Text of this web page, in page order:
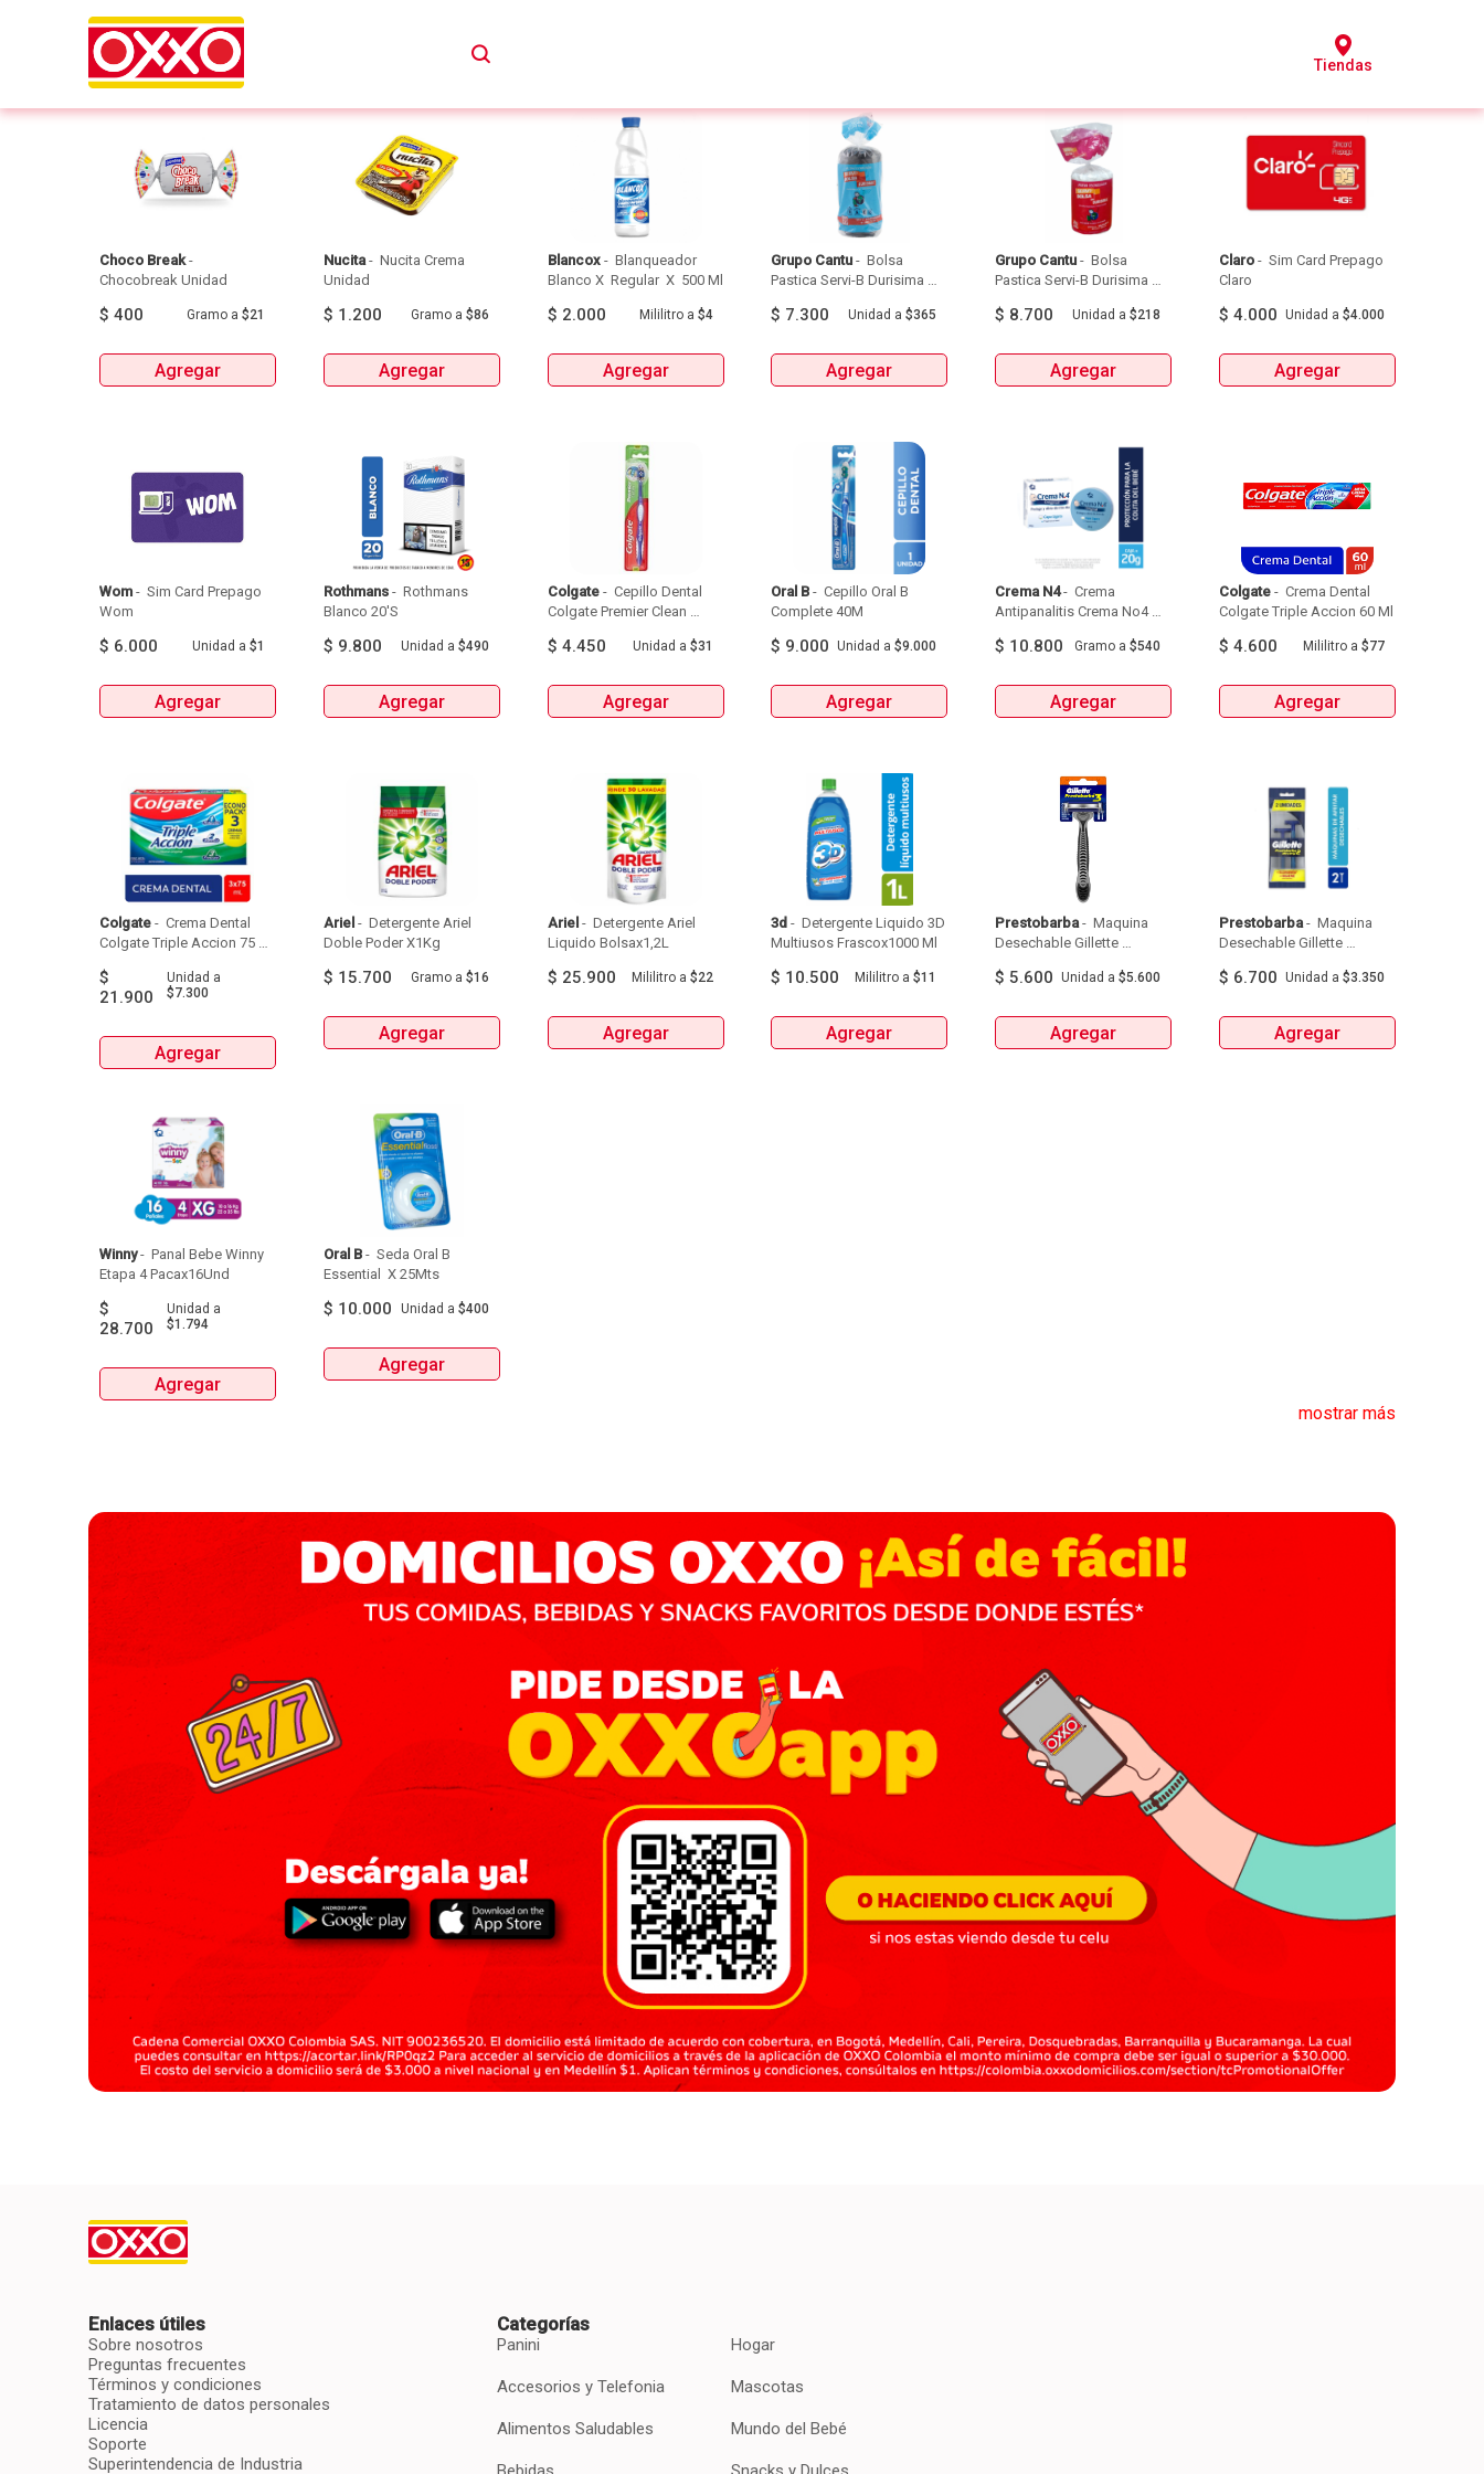
Tiendas
Choco Break -
$ 400 Gramo a $21
Agregar
Nucita - Nucita Crema
$ 1.200 Gramoa $86
Agregar
Blancox - Blanqueador
$ 2.000 Mililitroa $4
Agregar
Grupo Cantu - Bolsa
Pastica Servi-B Durisima
$ 7.300 Unidad a$365
Agregar
Grupo Cantu - Bolsa
Pastica Servi-B Durisima
40Unds
$ 8.700 Unidad a$218
Agregar
Claro - Sim Card Prepago
$ 4.000 Unidad a $4.000
Agregar
Wom - Sim Card Prepago
$ 6.000 Unidad a $1
Agregar
Rothmans - Rothmans
$ 9.800 Unidad a $490
Agregar
Colgate - Cepillo Dental
Colgate Premier Clean
1Und
$ 4.450 Unidad a $31
Agregar
Oral B - Cepillo Oral B
$ 9.000 Unidad a$9.000
Agregar
Crema N4 - Crema
Antipanalitis Crema No4
$ 10.800 Gramo a$540
Agregar
Colgate - Crema Dental
$ 4.600 Mililitroa $77
Agregar
Colgate - Crema Dental
Colgate Triple Accion 75 Ml
$
21.900
Unidad a
$7.300
Agregar
Ariel - Detergente Ariel
$ 15.700 Gramoa $16
Agregar
Ariel - Detergente Ariel
Liquido Bolsax1,2L
$ 25.900 Mililitroa $22
Agregar
3d - Detergente Liquido 3D
$ 10.500 Mililitro a$11
Agregar
Prestobarba - Maquina
Desechable Gillette
$ 5.600 Unidad a$5.600
Agregar
Prestobarba - Maquina
Desechable Gillette
2Und
$ 6.700 Unidad a $3.350
Agregar
Winny - Panal Bebe Winny
$
28.700
Unidad a
$1.794
Agregar
Oral B - Seda Oral B
Essential  X 25Mts
$ 10.000 Unidad a $400
Agregar
mostrar más
Enlaces útiles
Sobre nosotros
Preguntas frecuentes
Términos y condiciones
Tratamiento de datos personales
Licencia
Soporte
Superintendencia de Industria
Categorías
Panini
Accesorios y Telefonia
Alimentos Saludables
Hogar
Mascotas
Mundo del Bebé